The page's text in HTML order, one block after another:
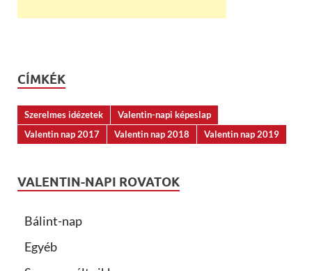
CÍMKÉK
Szerelmes idézetek
Valentin-napi képeslap
Valentin nap 2017
Valentin nap 2018 Valentin nap 2019
VALENTIN-NAPI ROVATOK
Bálint-nap
Egyéb